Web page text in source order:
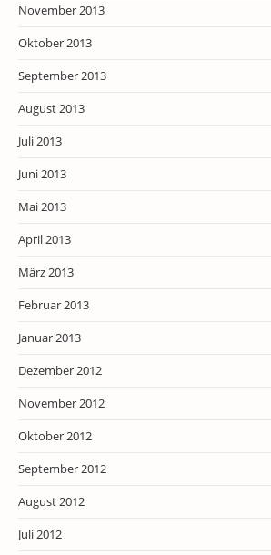
November 2013
Oktober 2013
September 2013
August 2013
Juli 2013
Juni 2013
Mai 2013
April 2013
März 2013
Februar 2013
Januar 2013
Dezember 2012
November 2012
Oktober 2012
September 2012
August 2012
Juli 2012